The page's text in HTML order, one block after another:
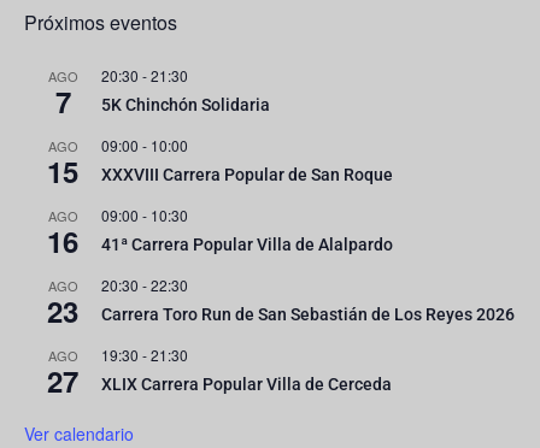
Próximos eventos
AGO
7
20:30 -21:30
5K Chinchón Solidaria
AGO
15
09:00 - 10:00
XXXVIII Carrera Popular de San Roque
AGO
16
09:00 - 10:30
41ª Carrera Popular Villa de Alalpardo
AGO
23
20:30 -22:30
Carrera Toro Run de San Sebastián de Los Reyes 2026
AGO
27
19:30 -21:30
XLIX Carrera Popular Villa de Cerceda
Ver calendario